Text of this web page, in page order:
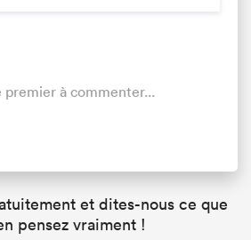
premier à commenter...
et dites-nous ce que
pensez vraiment !